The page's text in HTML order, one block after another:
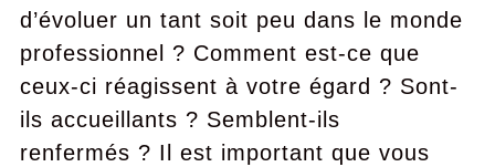
d’évoluer un tant soit peu dans le monde
professionnel ? Comment est-ce que
ceux-ci réagissent à votre égard ? Sont-
ils accueillants ? Semblent-ils
renfermés ? Il est important que vous